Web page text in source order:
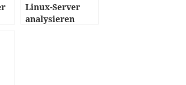
Linux-Server
analysieren